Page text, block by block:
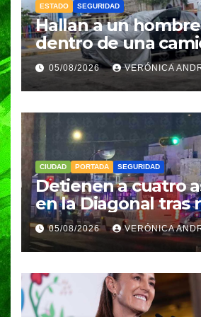
ESTADO SEGURIDAD
Hallan a un
dentro de una
Tenampulco;
homicidio
05/08/2026 VERÓNICA
CIUDAD PORTADA SEGURIDAD
Detienen a cuatro
en la Diagonal tras
Coppel en el
Puebla; recuperan
y aseguran un arma
05/08/2026 VERÓNICA